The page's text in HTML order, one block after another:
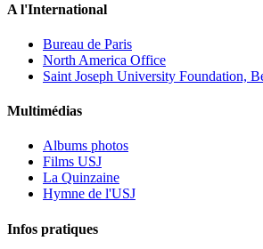
A l'International
Bureau de Paris
North America Office
Saint Joseph University Foundation,
Multimédias
Albums photos
Films USJ
La Quinzaine
Hymne de l'USJ
Infos pratiques